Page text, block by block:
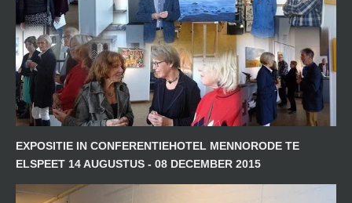
EXPOSITIE IN CONFERENTIEHOTEL MENNORODE TE
ELSPEET 14 AUGUSTUS - 08 DECEMBER 2015